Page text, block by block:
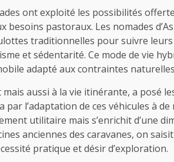
ont exploité les possibilités
pastoraux. Les nomades
traditionnelles pour suivre
et sédentarité. Ce mode de vie
adapté aux contraintes
aussi à la vie itinérante, a posé
l’adaptation de ces véhicules à de
utilitaire mais s’enrichit d’une
anciennes des caravanes, on saisit
pratique et désir d’exploration.